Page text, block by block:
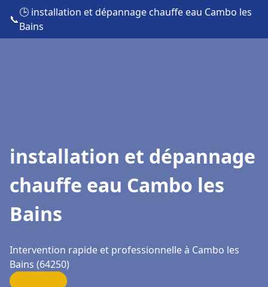
📞
🕒 installation et dépannage chauffe eau Cambo les
Bains
installation et dépannage
chauffe eau Cambo les
Bains
Intervention rapide et professionnelle à Cambo les
Bains (64250)